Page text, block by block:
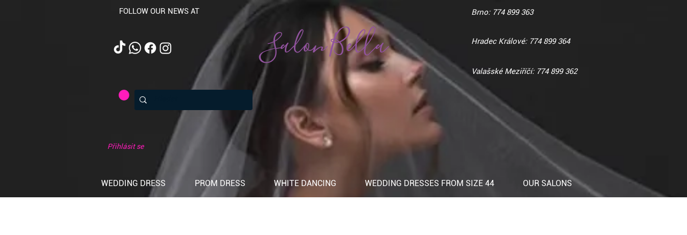
FOLLOW OUR NEWS AT
Salon Bella
Brno: 774 899 363
Hradec Králové: 774 899 364
Valašské Meziříčí: 774 899 362
Přihlásit se
WEDDING DRESS PROM DRESS WHITE DANCING WEDDING DRESSES FROM SIZE 44 OUR SALONS